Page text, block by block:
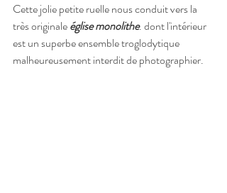
Cette jolie petite ruelle nous conduit vers la
très originale église monolithe. dont l'intérieur
est un superbe ensemble troglodytique
malheureusement interdit de photographier.